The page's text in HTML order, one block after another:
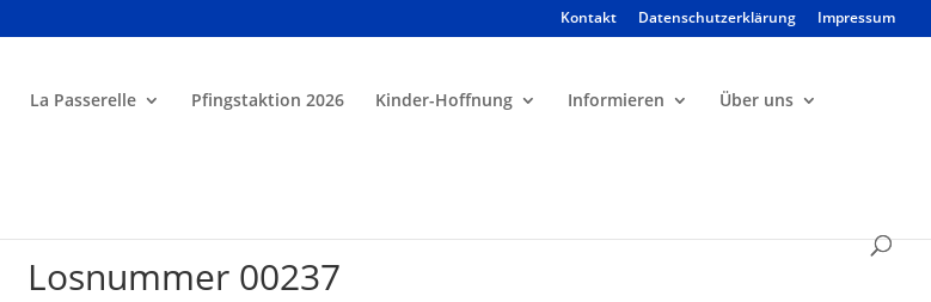
Kontakt Datenschutzerklärung Impressum
La Passerelle Pfingstaktion 2026 Kinder-Hoffnung Informieren Über uns
Products
Losnummer 00237